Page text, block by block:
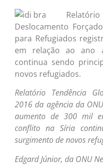
Deslocamento
para Refugiados
em relação ao ano
continua sendo
novos refugiados.
Relatório Tendência
2016 da agência da
aumento de 300 mil
conflito na Síria
surgimento de novos
Edgard Júnior, da ONU